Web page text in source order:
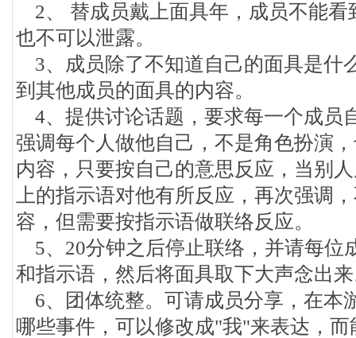
2、 替成员戴上面具年，成员不能看
也不可以泄露。
3、成员除了不知道自己的面具是什
到其他成员的面具的内容。
4、提供讨论话题，要求每一个成员
强调每个人做他自己，不是角色扮演
内容，只要按自己的意思反应，当别
上的指示语对他有所反应，再次强调
容，但需要按指示语做联络反应。
5、20分钟之后停止联络，并请每位
和指示语，然后将面具取下大声念出
6、团体统整。可请成员分享，在本
哪些事件，可以修改成"我"来表达，